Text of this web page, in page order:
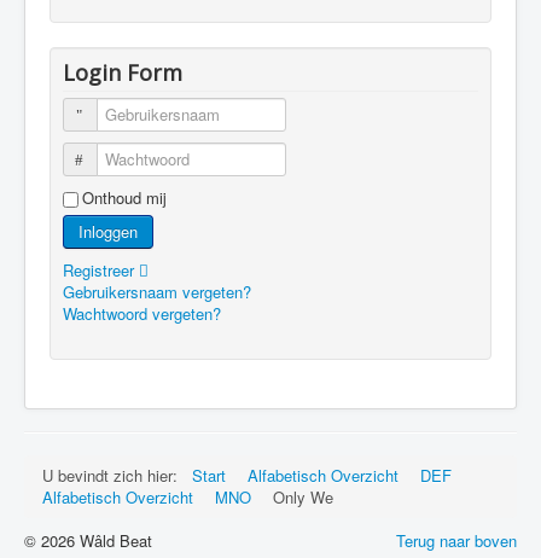
Login Form
Gebruikersnaam
Wachtwoord
Onthoud mij
Inloggen
Registreer
Gebruikersnaam vergeten?
Wachtwoord vergeten?
U bevindt zich hier: Start Alfabetisch Overzicht
DEF
Alfabetisch Overzicht
MNO
Only We
Terug naar boven
© 2026 Wâld Beat